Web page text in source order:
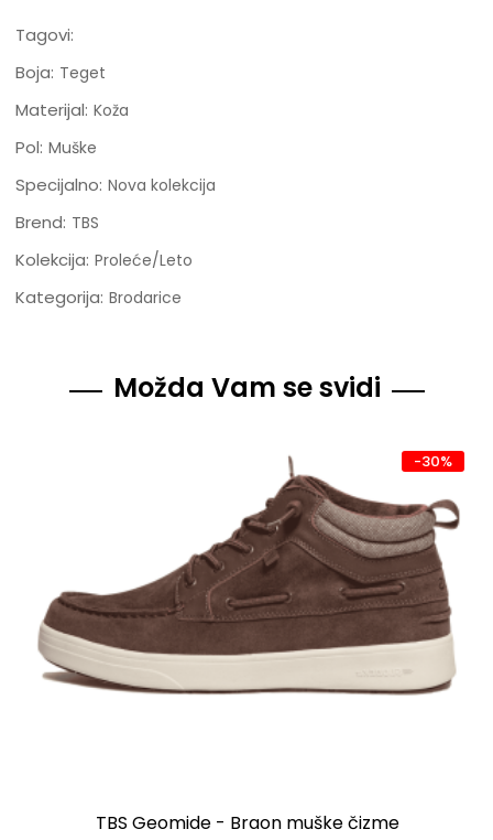
Tagovi:
Boja: Teget
Materijal: Koža
Pol: Muške
Specijalno: Nova kolekcija
Brend: TBS
Kolekcija: Proleće/Leto
Kategorija: Brodarice
Možda Vam se svidi
-30%
TBS Geomide - Braon muške čizme